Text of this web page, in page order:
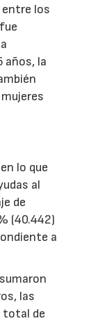
entre los
años, la
lo que
al
de
(40.442)
a
las
total de